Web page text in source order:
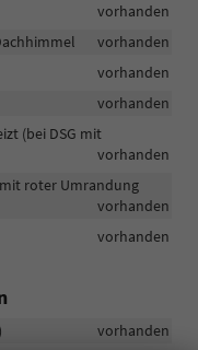
vorhanden
vorhanden
vorhanden
vorhanden
(bei DSG mit
vorhanden
roter Umrandung
vorhanden
vorhanden
vorhanden